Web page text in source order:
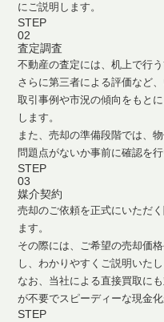
にご説明します。
STEP
02
査定調査
不動産の査定には、机上で行
さらに第三者による評価など
取引事例や市況の傾向をもと
します。
また、売却の準備段階では、
問題点がないか事前に確認を行
STEP
03
媒介契約
売却のご依頼を正式にいただ
ます。
その際には、ご希望の売却価
し、わかりやすくご説明いたし
なお、当社による直接買取に
が不要でスピーディーな現金化
STEP